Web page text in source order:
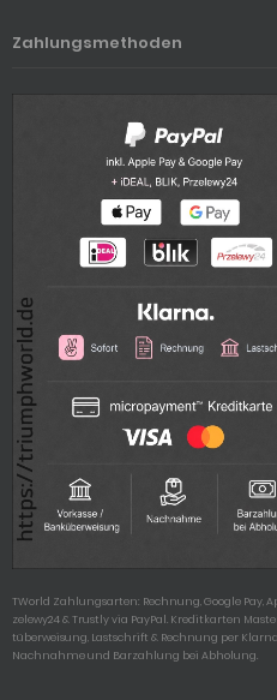
Zahlungsmethoden
TWorld Zahlungsarten: Rechnung, Google Pay,
zelewy24 & Trustly via PayPal. Kreditkarten
tüberweisung, Lastschrift & Rechnung per
Nachnahme und Barzahlung bei Abholung.